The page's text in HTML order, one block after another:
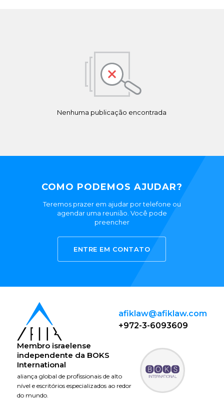
Nenhuma publicação encontrada
COMO PODEMOS AJUDAR?
Teremos prazer em ajudar por telefone ou
agendar uma reunião. Você pode
preencher
ENTRE EM CONTATO
afiklaw@afiklaw.com
+972-3-6093609
Membro israelense
independente da BOKS
International
aliança global de profissionais de alto
nível e escritórios especializados ao redor
do mundo.